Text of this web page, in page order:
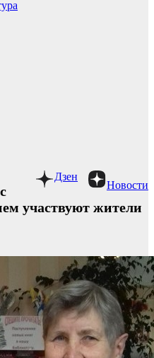
Новости
Дзен
участвуют жители